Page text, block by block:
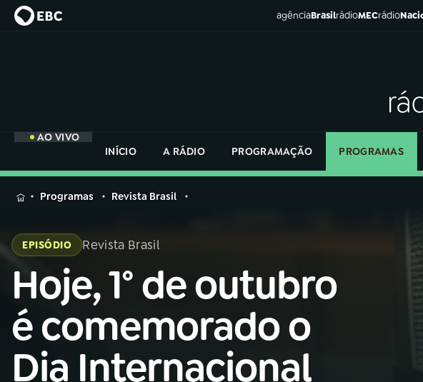
agênciaBrasilrádioMECrádio
AO VIVO
INÍCIO
A RÁDIO PROGRAMAÇÃO PROGRAMAS
MENU
Buscar
na
Rádio
Nacional
01INÍCIO
na
Rádio
Nacional
Programas Revista Brasil
EPISÓDIO Revista Brasil
Hoje, 1° de outubro
é comemorado o
Dia Internacional